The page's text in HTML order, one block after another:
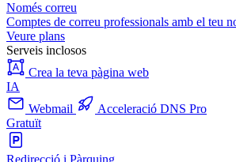
Només correu
Comptes de correu professionals amb el teu
Veure plans
Serveis inclosos
Crea la teva pàgina web
IA
Webmail
Acceleració DNS Pro
Gratuït
Redirecció i Pàrquing